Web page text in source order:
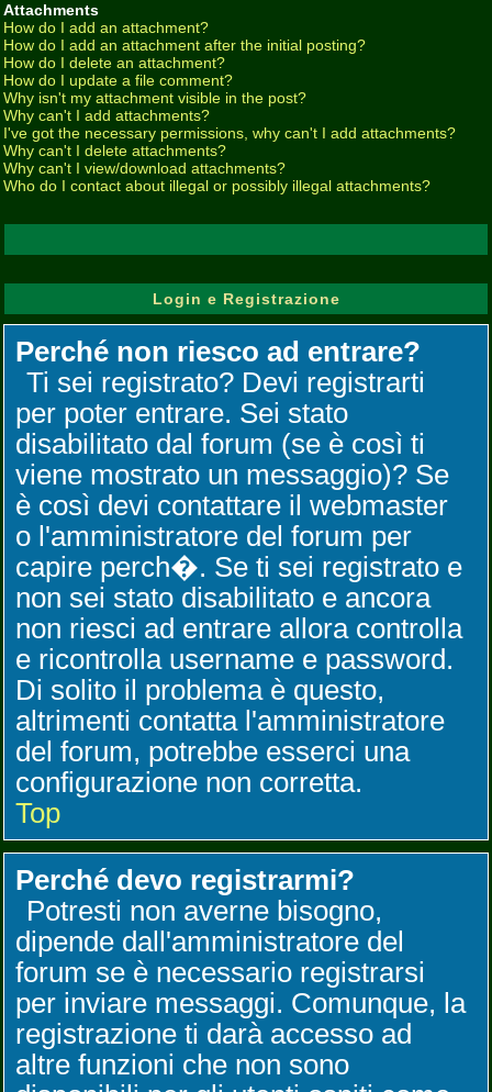
Attachments
How do I add an attachment?
How do I add an attachment after the initial posting?
How do I delete an attachment?
How do I update a file comment?
Why isn't my attachment visible in the post?
Why can't I add attachments?
I've got the necessary permissions, why can't I add attachments?
Why can't I delete attachments?
Why can't I view/download attachments?
Who do I contact about illegal or possibly illegal attachments?
Login e Registrazione
Perché non riesco ad entrare?
Ti sei registrato? Devi registrarti
per poter entrare. Sei stato
disabilitato dal forum (se è così ti
viene mostrato un messaggio)? Se
è così devi contattare il webmaster
o l'amministratore del forum per
capire perch�. Se ti sei registrato e
non sei stato disabilitato e ancora
non riesci ad entrare allora controlla
e ricontrolla username e password.
Di solito il problema è questo,
altrimenti contatta l'amministratore
del forum, potrebbe esserci una
configurazione non corretta.
Top
Perché devo registrarmi?
Potresti non averne bisogno,
dipende dall'amministratore del
forum se è necessario registrarsi
per inviare messaggi. Comunque, la
registrazione ti darà accesso ad
altre funzioni che non sono